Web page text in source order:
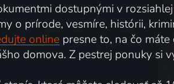
dostupnými v
o prírode, vesmíre, histórii,
onlinepresne to, na čo máte
domova. Z pestrej ponuky si